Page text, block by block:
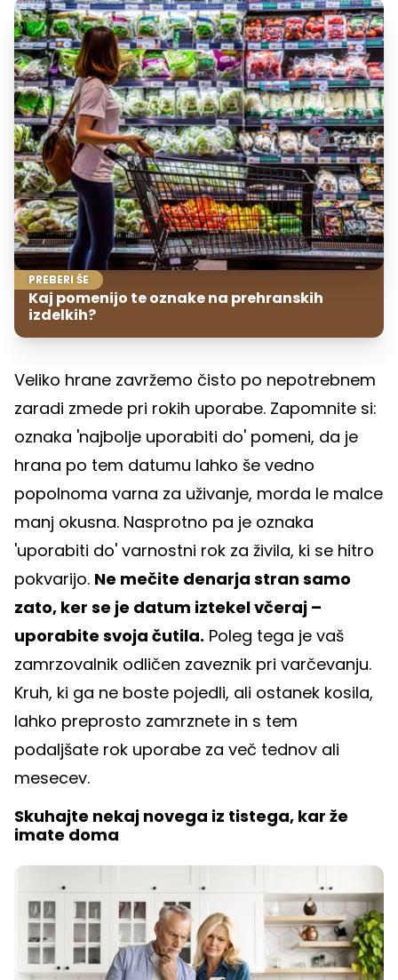
PREBERI ŠE
Kaj pomenijo te oznake na prehranskih
izdelkih?
Veliko hrane zavržemo čisto po nepotrebnem
zaradi zmede pri rokih uporabe. Zapomnite si:
oznaka 'najbolje uporabiti do' pomeni, da je
hrana po tem datumu lahko še vedno
popolnoma varna za uživanje, morda le malce
manj okusna. Nasprotno pa je oznaka
'uporabiti do' varnostni rok za živila, ki se hitro
pokvarijo. Ne mečite denarja stran samo
zato, ker se je datum iztekel včeraj –
uporabite svoja čutila. Poleg tega je vaš
zamrzovalnik odličen zaveznik pri varčevanju.
Kruh, ki ga ne boste pojedli, ali ostanek kosila,
lahko preprosto zamrznete in s tem
podaljšate rok uporabe za več tednov ali
mesecev.
Skuhajte nekaj novega iz tistega, kar že
imate doma